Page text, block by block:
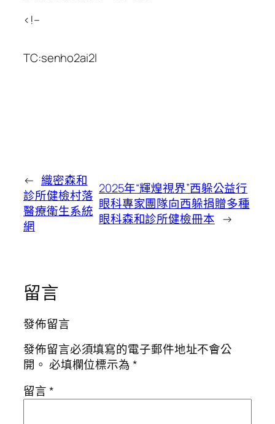
<!–
TC:senho2ai2l
← 織密森和
診所健檢村落
醫療衛生系統
網
2025年“輝煌視界”西躲公益行
眼科專家團隊向西躲捐贈多種
眼科森和診所健檢冊本 →
留言
發佈留言
發佈留言必須填寫的電子郵件地址不會公
開。 必填欄位標示為*
留言*